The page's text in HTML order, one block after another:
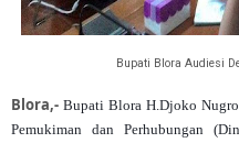
Bupati Blora Audiesi
Blora,- Bupati Blora H.Djoko
Pemukiman dan Perhubungan